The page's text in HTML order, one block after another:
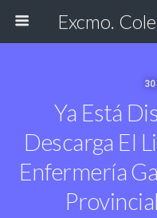
Ya Está
Descarga El
Enfermería